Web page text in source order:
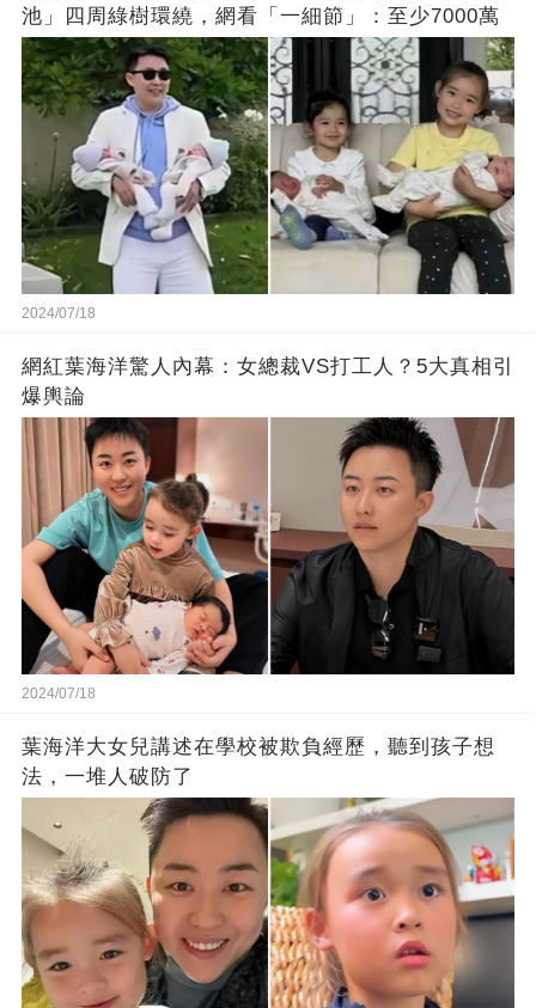
池」四周綠樹環繞，網看「一細節」：至少7000萬
2024/07/18
網紅葉海洋驚人內幕：女總裁VS打工人？5大真相引
爆輿論
2024/07/18
葉海洋大女兒講述在學校被欺負經歷，聽到孩子想
法，一堆人破防了